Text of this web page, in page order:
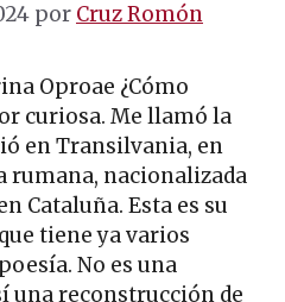
por Cruz Romón
Oproae ¿Cómo
curiosa. Me llamó la
en Transilvania, en
rumana, nacionalizada
Cataluña. Esta es su
tiene ya varios
No es una
una reconstrucción de